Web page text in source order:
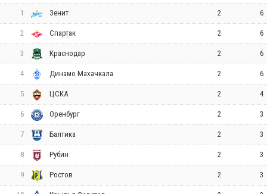
1 Зенит 2 6
2 Спартак 2 6
3 Краснодар 2 6
4 Динамо Махачкала 2 6
5 ЦСКА 2 4
6 Оренбург 2 3
7 Балтика 2 3
8 Рубин 2 3
9 Ростов 2 3